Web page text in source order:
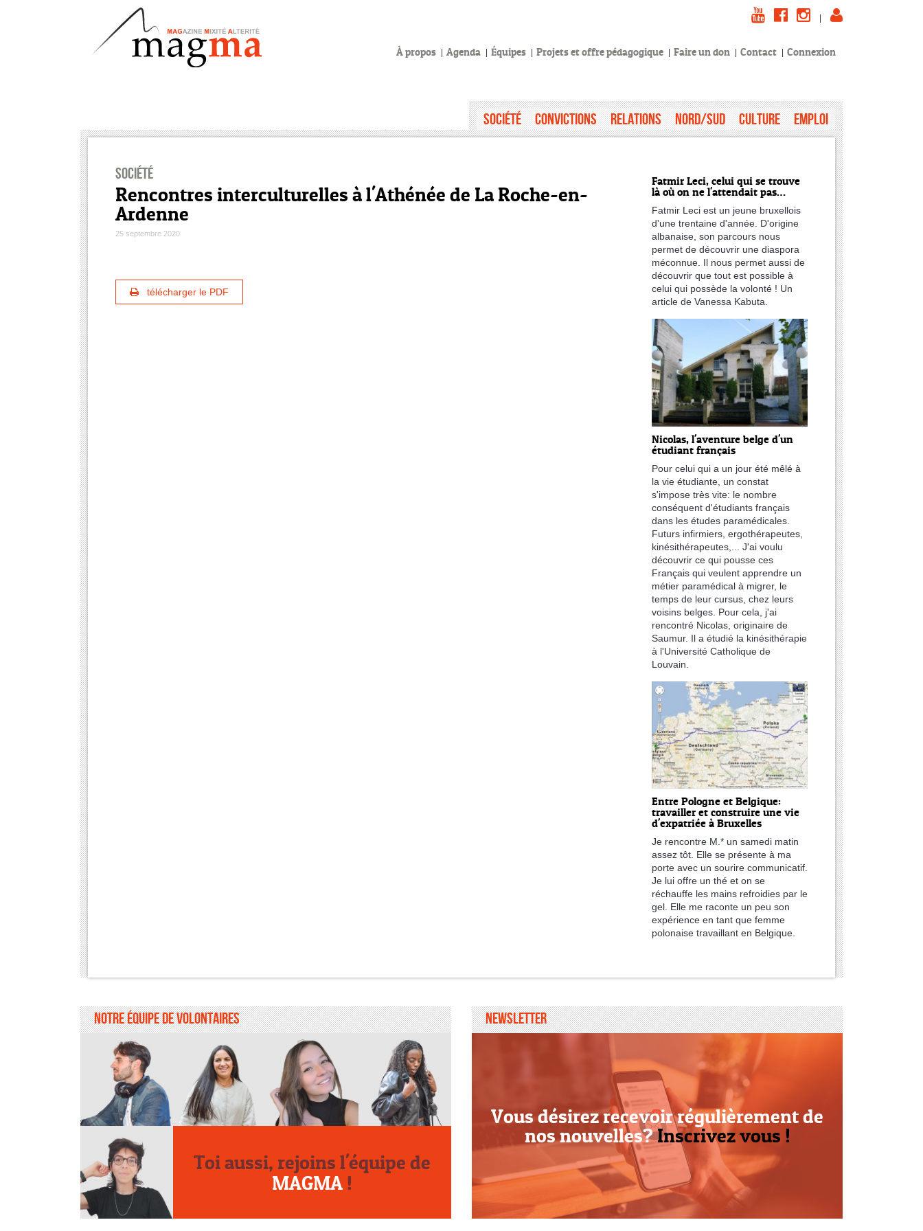
Société Convictions Relations Nord/Sud Culture Emploi
À propos Agenda Équipes Projets et offre pédagogique Faire un don Contact Connexion
Société
Rencontres interculturelles à l'Athénée de La Roche-en-
Ardenne
25 septembre 2020
télécharger le PDF
Fatmir Leci, celui qui se trouve
là où on ne l'attendait pas…
Fatmir Leci est un jeune bruxellois
d'une trentaine d'année. D'origine
albanaise, son parcours nous
permet de découvrir une diaspora
méconnue. Il nous permet aussi de
découvrir que tout est possible à
celui qui possède la volonté ! Un
article de Vanessa Kabuta.
Nicolas, l'aventure belge d'un
étudiant français
Pour celui qui a un jour été mêlé à
la vie étudiante, un constat
s'impose très vite: le nombre
conséquent d'étudiants français
dans les études paramédicales.
Futurs infirmiers, ergothérapeutes,
kinésithérapeutes,... J'ai voulu
découvrir ce qui pousse ces
Français qui veulent apprendre un
métier paramédical à migrer, le
temps de leur cursus, chez leurs
voisins belges. Pour cela, j'ai
rencontré Nicolas, originaire de
Saumur. Il a étudié la kinésithérapie
à l'Université Catholique de
Louvain.
Entre Pologne et Belgique:
travailler et construire une vie
d'expatriée à Bruxelles
Je rencontre M.* un samedi matin
assez tôt. Elle se présente à ma
porte avec un sourire communicatif.
Je lui offre un thé et on se
réchauffe les mains refroidies par le
gel. Elle me raconte un peu son
expérience en tant que femme
polonaise travaillant en Belgique.
Notre équipe de volontaires
Toi aussi, rejoins l'équipe de
MAGMA !
Newsletter
Vous désirez recevoir régulièrement de
nos nouvelles?Inscrivez vous !